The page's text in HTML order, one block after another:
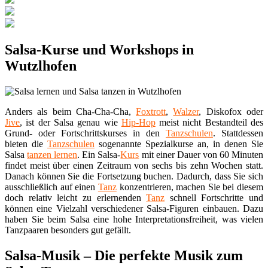
Salsa-Kurse und Workshops in
Wutzlhofen
Anders als beim Cha-Cha-Cha,Foxtrott,Walzer, Diskofox oder
Jive, ist der Salsa genau wie Hip-Hopmeist nicht Bestandteil des
Grund- oder Fortschrittskurses in den Tanzschulen. Stattdessen
bieten die Tanzschulen sogenannte Spezialkurse an, in denen Sie
Salsatanzen lernen. Ein Salsa-Kurs mit einer Dauer von 60 Minuten
findet meist über einen Zeitraum von sechs bis zehn Wochen statt.
Danach können Sie die Fortsetzung buchen. Dadurch, dass Sie sich
ausschließlich auf einen Tanzkonzentrieren, machen Sie bei diesem
doch relativ leicht zu erlernendenTanz schnell Fortschritte und
können eine Vielzahl verschiedener Salsa-Figuren einbauen. Dazu
haben Sie beim Salsa eine hohe Interpretationsfreiheit, was vielen
Tanzpaaren besonders gut gefällt.
Salsa-Musik – Die perfekte Musik zum